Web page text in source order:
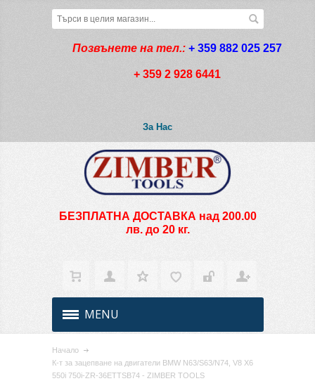
Позвънете на тел.: + 359 882 025 257
+ 359 2 928 6441
За Нас
БЕЗПЛАТНА ДОСТАВКА над 200.00
лв. до 20 кг.
MENU
Начало
К-т за зацепване на двигатели BMW N63/S63/N74, V8 X6
550i 750i-ZR-36ETTSB74 - ZIMBER TOOLS